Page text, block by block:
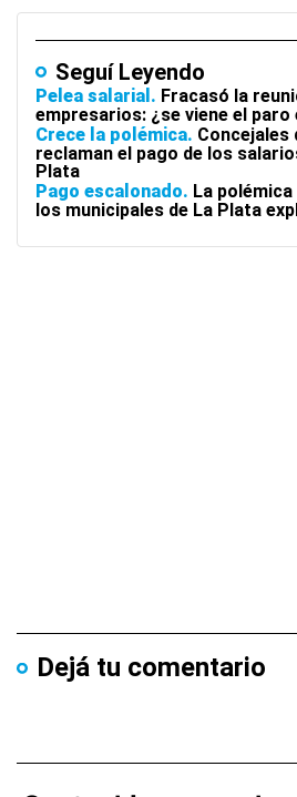
Seguí Leyendo
Pelea salarial
Fracasó la
empresarios: ¿se viene el paro
Crece la polémica Concejales
reclaman el pago de los
Plata
Pago escalonado La
los municipales de La Plata
Dejá tu comentario